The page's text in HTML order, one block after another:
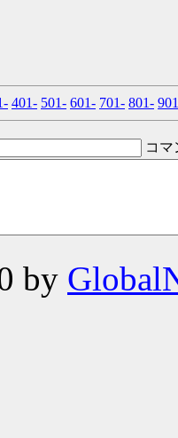
401- 501- 601- 701- 801-
コ
by